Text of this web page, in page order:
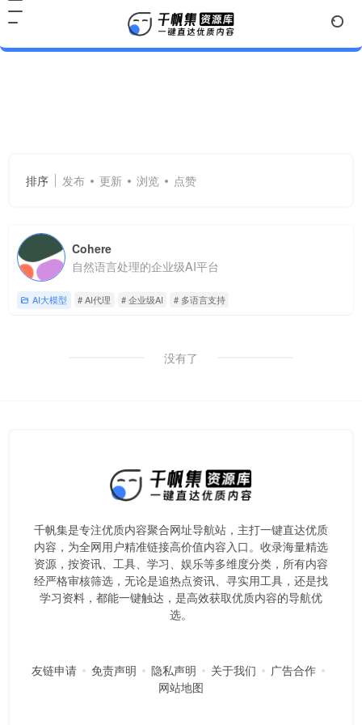
排序 发布 更新 浏览 点赞
Cohere
自然语言处理的企业级AI平台
AI大模型 # AI代理 # 企业级AI # 多语言支持
没有了
千帆集是专注优质内容聚合网址导航站，主打一键直达优质
内容，为全网用户精准链接高价值内容入口。​收录海量精选
资源，按资讯、工具、学习、娱乐等多维度分类，所有内容
经严格审核筛选，无论是追热点资讯、寻实用工具，还是找
学习资料，都能一键触达，是高效获取优质内容的导航优
选。
友链申请 免责声明 隐私声明 关于我们
广告合作
网站地图